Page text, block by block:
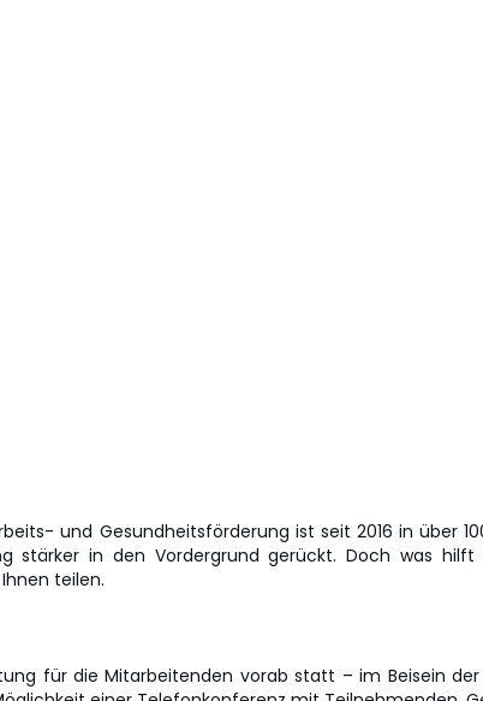
und Gesundheitsförderung ist seit 2016 in über
stärker in den Vordergrund gerückt. Doch was hilft
teilen.
für die Mitarbeitenden vorab statt – im Beisein